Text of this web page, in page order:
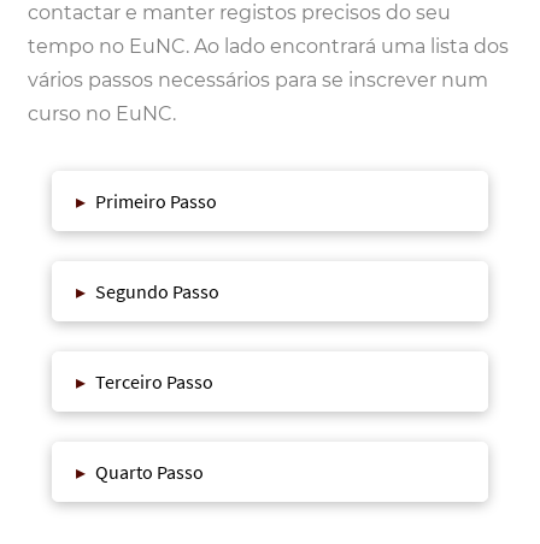
contactar e manter registos precisos do seu
tempo no EuNC. Ao lado encontrará uma lista dos
vários passos necessários para se inscrever num
curso no EuNC.
▸ Primeiro Passo
▸ Segundo Passo
▸ Terceiro Passo
▸ Quarto Passo